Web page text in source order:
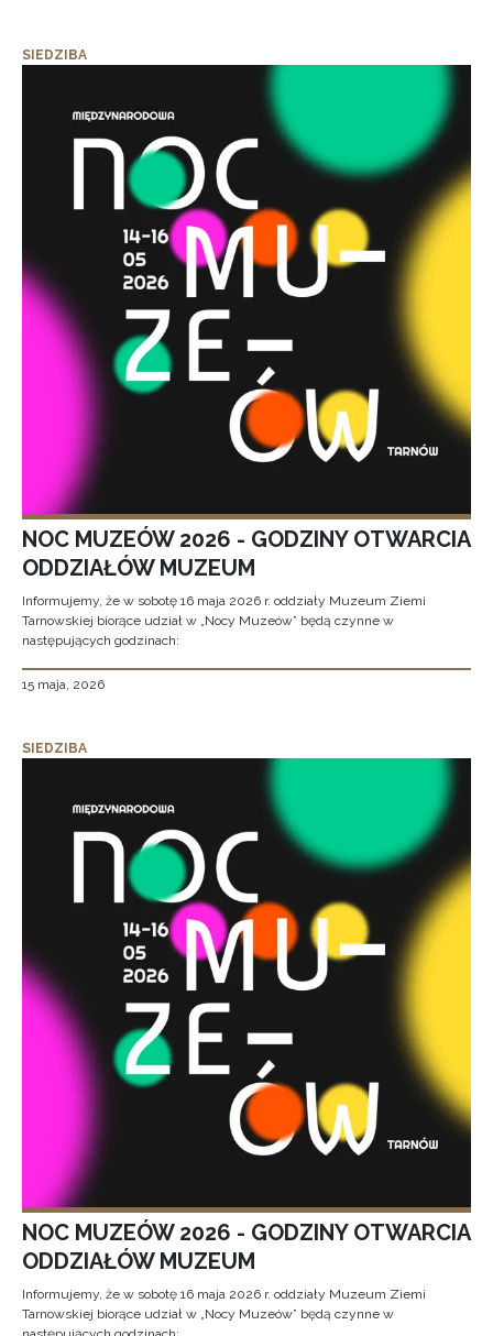
SIEDZIBA
NOC MUZEÓW 2026 - GODZINY OTWARCIA
ODDZIAŁÓW MUZEUM
Informujemy, że w sobotę 16 maja 2026 r. oddziały Muzeum Ziemi
Tarnowskiej biorące udział w „Nocy Muzeów” będą czynne w
następujących godzinach:
15 maja, 2026
SIEDZIBA
NOC MUZEÓW 2026 - GODZINY OTWARCIA
ODDZIAŁÓW MUZEUM
Informujemy, że w sobotę 16 maja 2026 r. oddziały Muzeum Ziemi
Tarnowskiej biorące udział w „Nocy Muzeów” będą czynne w